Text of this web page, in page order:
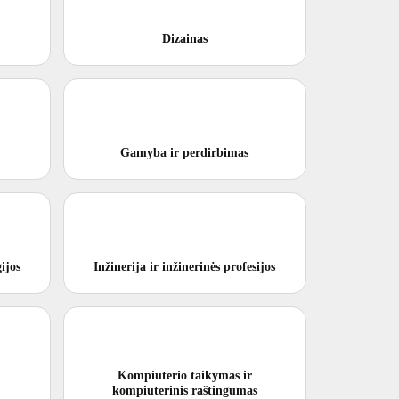
Dizainas
Gamyba ir perdirbimas
Inžinerija ir inžinerinės profesijos
Kompiuterio taikymas ir
kompiuterinis raštingumas